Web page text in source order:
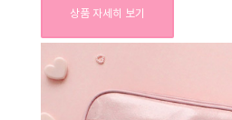
상품 자세히 보기